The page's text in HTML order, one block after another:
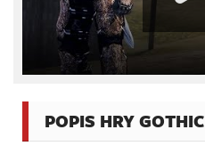
POPIS HRY GOTHIC